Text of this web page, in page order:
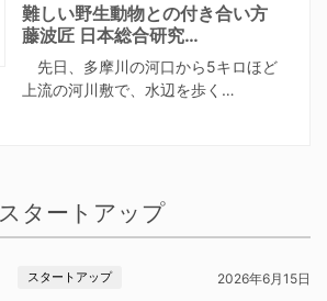
難しい野生動物との付き合い方
藤波匠 日本総合研究…
先日、多摩川の河口から5キロほど
上流の河川敷で、水辺を歩く…
スタートアップ
スタートアップ 2026年6月15日